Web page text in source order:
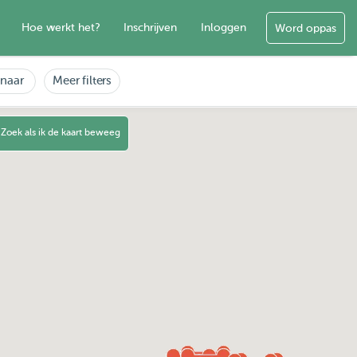
Hoe werkt het? Inschrijven Inloggen Word oppas
Meer filters
Zoek als ik de kaart beweeg